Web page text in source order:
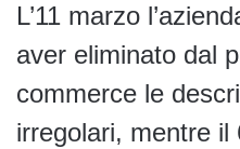
L’11 marzo
aver eliminato dal
commerce le
irregolari, mentre il